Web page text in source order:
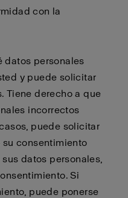
con la
datos personales
y puede solicitar
Tiene derecho a que
incorrectos
puede solicitar
consentimiento
datos personales,
Si
puede ponerse